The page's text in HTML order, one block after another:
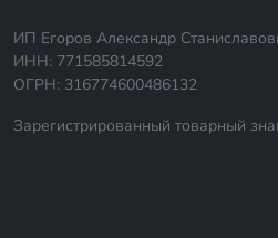
ИП Егоров Александр
ИНН: 771585814592
ОГРН: 316774600486132
Зарегистрированный товарный